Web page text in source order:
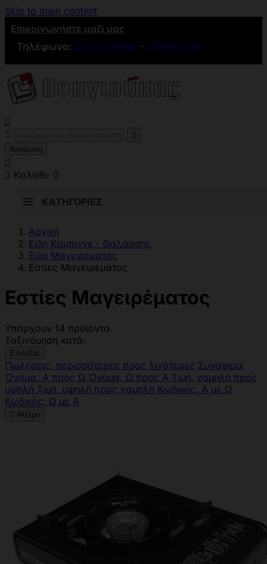
Skip to main content
Επικοινωνήστε μαζί μας
Τηλέφωνο: 2109836846 - 2109881501



Ακύρωση

 Καλάθι: 0
ΚΑΤΗΓΟΡΊΕΣ
Αρχική
Είδη Καμπινγκ - Θαλάσσης
Είδη Μαγειρέματος
Εστίες Μαγειρέματος
Εστίες Μαγειρέματος
Υπάρχουν 14 προϊόντα.
Ταξινόμηση κατά:
Επιλέξτε
Πωλήσεις, περισσότερες προς λιγότερες Συνάφεια
Όνομα, Α προς Ω Όνομα, Ω προς Α Τιμή, χαμηλή προς
υψηλή Τιμή, υψηλή προς χαμηλή Κωδικός, Α με Ω
Κωδικός, Ω με Α
 Φίλτρο